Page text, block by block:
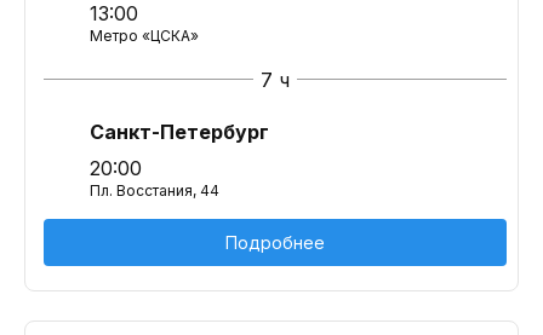
13:00
Метро «ЦСКА»
7 ч
Санкт-Петербург
20:00
Пл. Восстания, 44
Подробнее